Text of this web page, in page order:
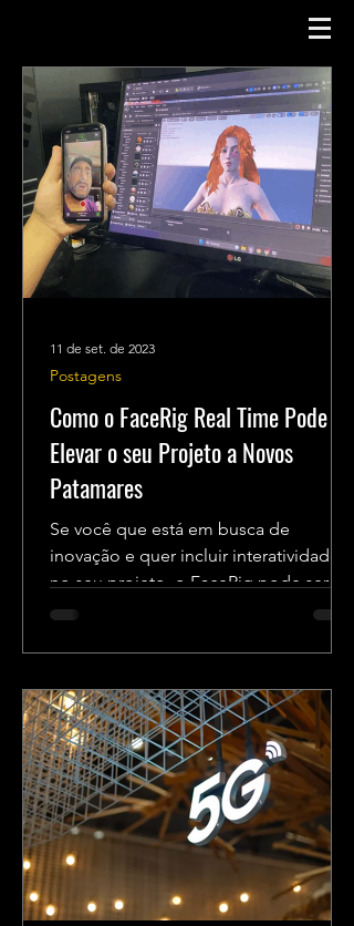
Como o FaceRig Real Time Pode
Elevar o seu Projeto a Novos
Patamares
Se você que está em busca de
inovação e quer incluir interatividade
no seu projeto, o FaceRig pode ser a
solução perfeita! Abaixo, vamos...
Postagens
11 de set. de 2023